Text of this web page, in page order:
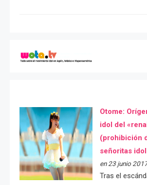
Otome:
idol del
(prohibición
señoritas idol
en 23 junio
Tras el